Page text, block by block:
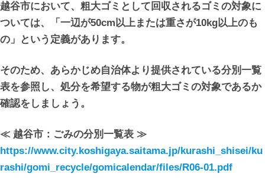
越谷市において、粗大ゴミとして回収されるゴミの対象に
ついては、「一辺が50cm以上または重さが10kg以上のも
の」という定義があります。
そのため、あらかじめ自治体より提供されている分別一覧
表を参照し、処分を希望する物が粗大ゴミの対象であるか
確認をしましょう。
≪ 越谷市：ごみの分別一覧表 ≫
https://www.city.koshigaya.saitama.jp/kurashi_shisei/ku
rashi/gomi_recycle/gomicalendar/files/R06-01.pdf